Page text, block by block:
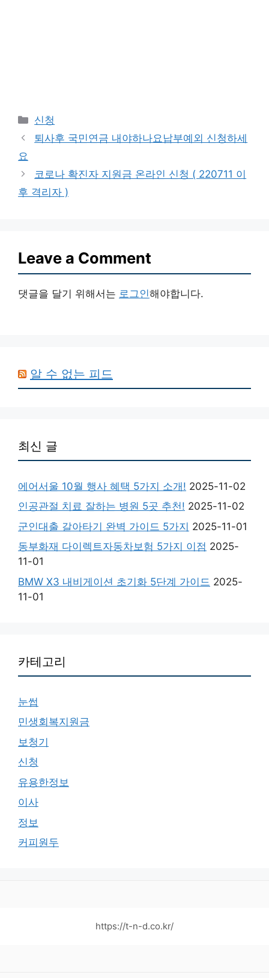
Categories
신청
퇴사후 국민연금 내야하나요납부예외 신청하세
요
코로나 확진자 지원금 온라인 신청 ( 220711 이
후 격리자 )
Leave a Comment
댓글을 달기 위해서는 로그인해야합니다.
알 수 없는 피드
최신 글
에어서울 10월 행사 혜택 5가지 소개! 2025-11-02
인공관절 치료 잘하는 병원 5곳 추천! 2025-11-02
군인대출 갈아타기 완벽 가이드 5가지 2025-11-01
동부화재 다이렉트자동차보험 5가지 이점 2025-
11-01
BMW X3 내비게이션 초기화 5단계 가이드 2025-
11-01
카테고리
눈썹
민생회복지원금
보청기
신청
유용한정보
이사
정보
커피원두
https://t-n-d.co.kr/